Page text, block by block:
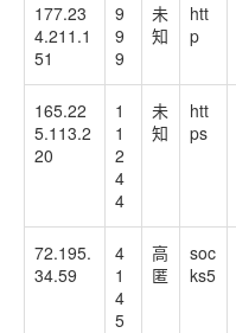
177.23
4.211.1
51
9
9
9
未
知
htt
p
165.22
5.113.2
20
1
1
2
4
4
未
知
htt
ps
72.195.
34.59
4
1
4
5
高
匿
soc
ks5